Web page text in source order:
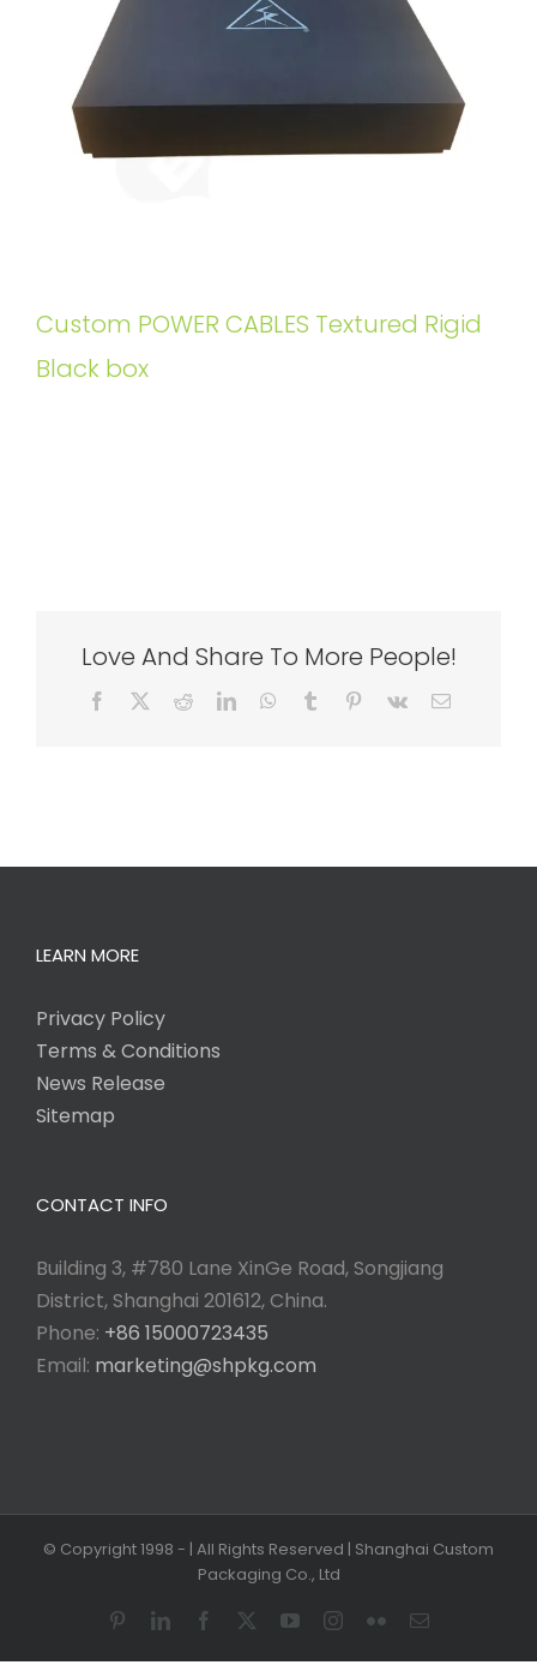
Custom POWER CABLES Textured Rigid
Black box
Love And Share To More People!
Facebook RedditLinkedInWhatsApp
Tumblr Pinterest
Vk Email
LEARN MORE
Privacy Policy
Terms & Conditions
News Release
Sitemap
CONTACT INFO
Building 3, #780 Lane XinGe Road, Songjiang
District, Shanghai 201612, China.
Phone: +86 15000723435
Email: marketing@shpkg.com
© Copyright 1998 - | All Rights Reserved | Shanghai Custom
Packaging Co., Ltd
PinterestLinkedInFacebook YouTubeInstagram
FlickrEmail